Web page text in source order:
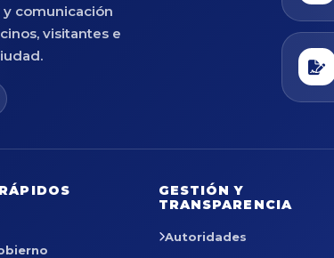
comunicación
visitantes e
GESTIÓN Y
TRANSPARENCIA
Autoridades